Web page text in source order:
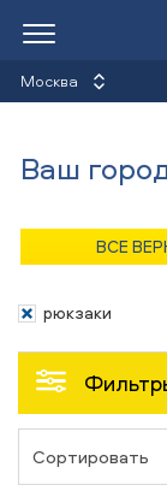
Москва
Аксессуары
рюкзаки
Ваш
ВСЕ